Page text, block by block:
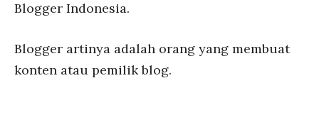
Blogger Indonesia.
Blogger artinya adalah orang yang membuat
konten atau pemilik blog.